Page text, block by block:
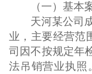
（一）基本
天河某公司成
业，主要经营范
司因不按规定年
法吊销营业执照